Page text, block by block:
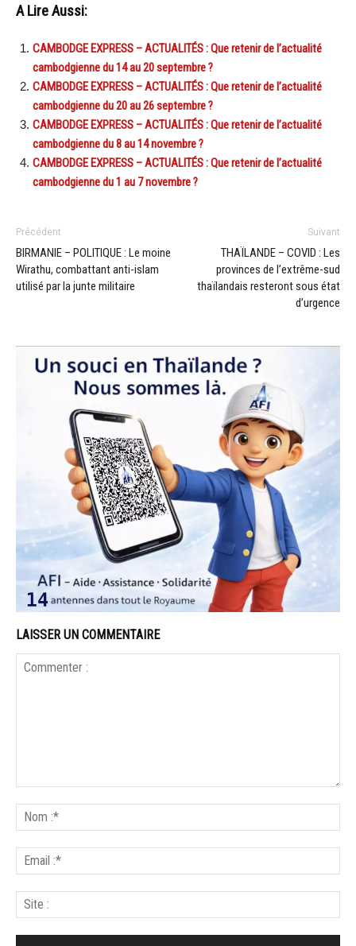
A Lire Aussi:
CAMBODGE EXPRESS – ACTUALITÉS : Que retenir de l’actualité
cambodgienne du 14 au 20 septembre ?
CAMBODGE EXPRESS – ACTUALITÉS : Que retenir de l’actualité
cambodgienne du 20 au 26 septembre ?
CAMBODGE EXPRESS – ACTUALITÉS : Que retenir de l’actualité
cambodgienne du 8 au 14 novembre ?
CAMBODGE EXPRESS – ACTUALITÉS : Que retenir de l’actualité
cambodgienne du 1 au 7 novembre ?
Précédent
BIRMANIE – POLITIQUE : Le moine
Wirathu, combattant anti-islam
utilisé par la junte militaire
Suivant
THAÏLANDE – COVID : Les
provinces de l’extrême-sud
thaïlandais resteront sous état
d’urgence
LAISSER UN COMMENTAIRE